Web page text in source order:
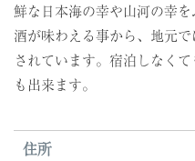
鮮な日本海の幸や山河の幸
酒が味わえる事から、地元
されています。宿泊しなく
も出来ます。
住所